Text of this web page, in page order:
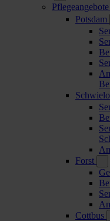
Pflegeangebote
Potsdam
Forst
Cottbus